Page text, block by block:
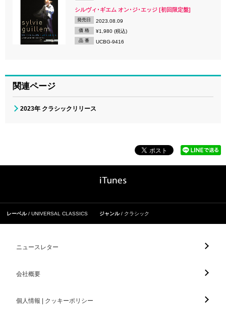
シルヴィ･ギエム オン･ジ･エッジ [初回限定盤]
発売日 2023.08.09
価 格 ¥1,980 (税込)
品 番 UCBG-9416
関連ページ
2023年 クラシックリリース
レーベル UNIVERSAL CLASSICS ジャンル クラシック
ニュースレター
会社概要
個人情報 | クッキーポリシー